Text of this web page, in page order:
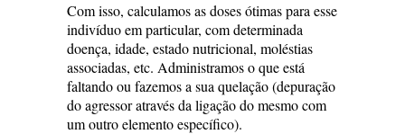
Com isso, calculamos as doses ótimas para esse
indivíduo em particular, com determinada
doença, idade, estado nutricional, moléstias
associadas, etc. Administramos o que está
faltando ou fazemos a sua quelação (depuração
do agressor através da ligação do mesmo com
um outro elemento específico).